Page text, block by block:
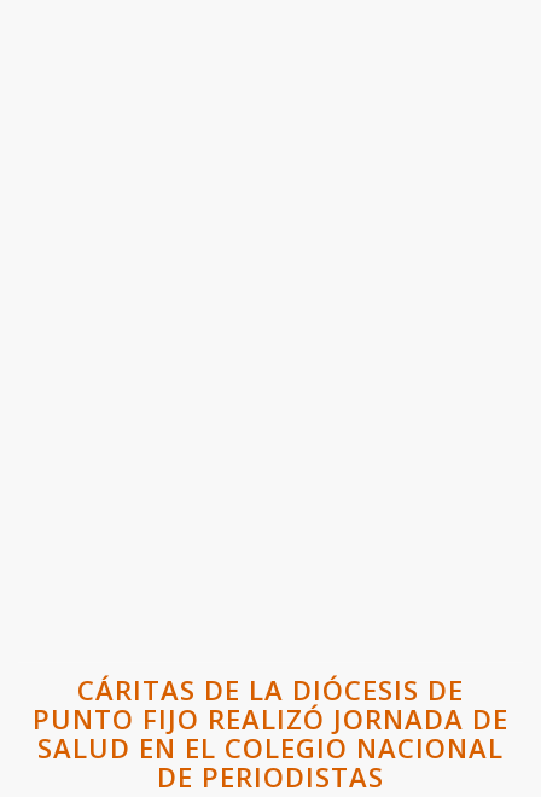
CÁRITAS DE LA DIÓCESIS DE
PUNTO FIJO REALIZÓ JORNADA DE
SALUD EN EL COLEGIO NACIONAL
DE PERIODISTAS